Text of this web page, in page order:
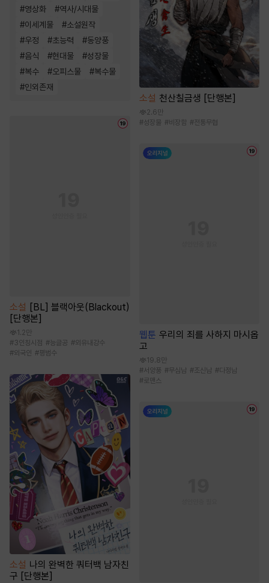
#영상화 #역사/시대물
#이세계물 #소설원작
#우정 #초능력 #동양풍
#음식 #현대물 #성장물
#복수 #오피스물 #복수물
#인외존재
소설 [BL] 블랙아웃(Blackout)
[단행본]
1.2만
#3인칭시점 #능글공 #외유내강수
#외국인 #평범수
소설 나의 완벽한 쿼터백 남자친
구 [단행본]
소설 천산칠금생 [단행본]
2.6만
#성장물 #비장함 #전통무협
웹툰 우리의 죄를 사하지 마시옵
고
19.8만
#서양풍 #무심남 #조신남 #다정남
#로맨스